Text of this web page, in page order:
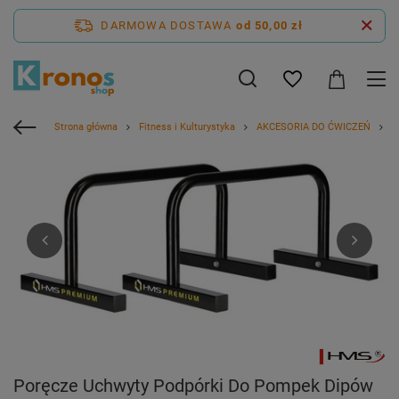
DARMOWA DOSTAWA od 50,00 zł
Strona główna Fitness i Kulturystyka AKCESORIA DO ĆWICZEŃ
Poręcze Uchwyty Podpórki Do Pompek Dipów